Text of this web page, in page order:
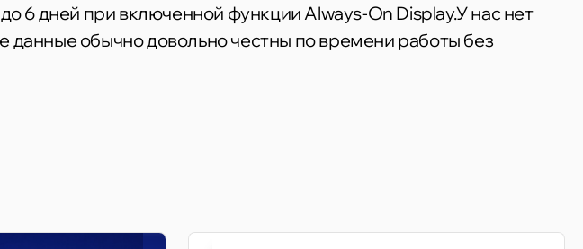
6 дней при включенной функции Always-On Display.У нас нет
данные обычно довольно честны по времени работы без